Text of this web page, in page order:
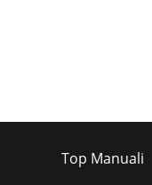
Top Manuali